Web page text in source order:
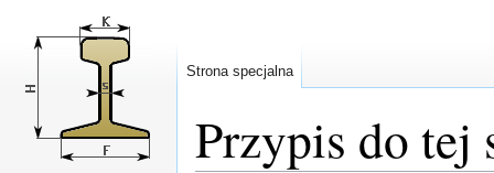
Przypis do tej
Strona specjalna